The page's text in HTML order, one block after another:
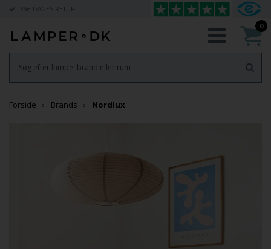
366 DAGES RETUR
0
Forside Brands Nordlux